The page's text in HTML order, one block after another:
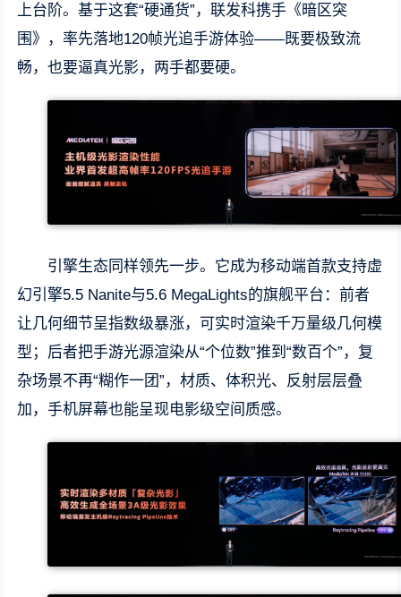
上台阶。基于这套“硬通货”，联发科携手《暗区突
围》，率先落地120帧光追手游体验——既要极致流
畅，也要逼真光影，两手都要硬。
引擎生态同样领先一步。它成为移动端首款支持虚
幻引擎5.5 Nanite与5.6 MegaLights的旗舰平台：前者
让几何细节呈指数级暴涨，可实时渲染千万量级几何模
型；后者把手游光源渲染从“个位数”推到“数百个”，复
杂场景不再“糊作一团”，材质、体积光、反射层层叠
加，手机屏幕也能呈现电影级空间质感。